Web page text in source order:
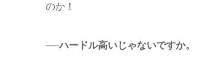
のか！
──ハードル高いじゃないですか。